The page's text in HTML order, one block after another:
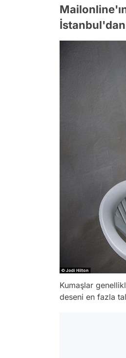
Kumaşlar
deseni en fazla